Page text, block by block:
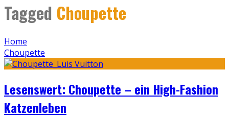
Tagged Choupette
Home
Choupette
Lesenswert: Choupette – ein High-Fashion
Katzenleben